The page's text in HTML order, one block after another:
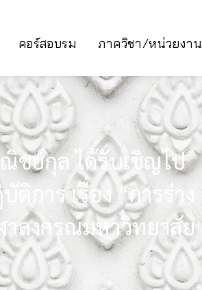
คอร์สอบรม ภาควิชา/หน่วยงาน
ชย์กุล ได้รับเชิญไป
การ เรื่อง “การร่าง
ลงกรณ์มหาวิทยาลัย